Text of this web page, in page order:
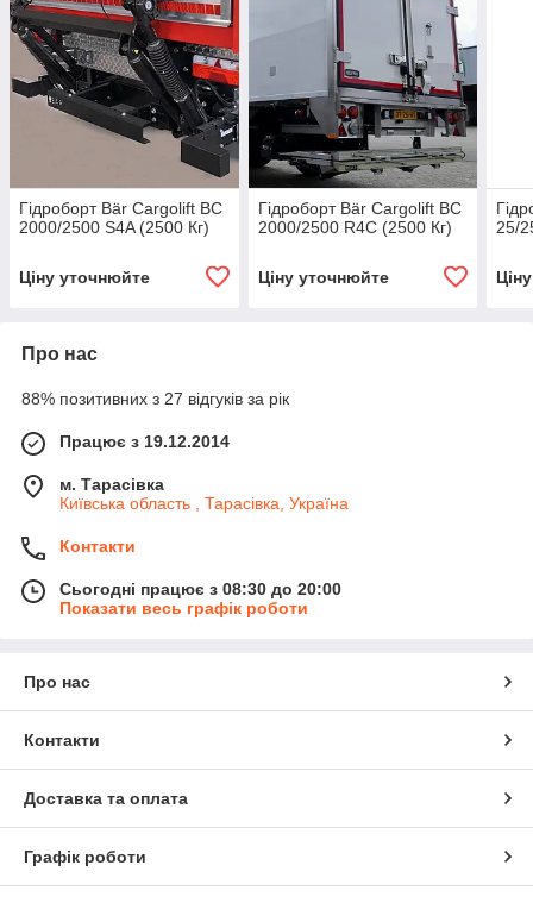
Гідроборт Bär Cargolift BC
2000/2500 S4A (2500 Кг)
Ціну уточнюйте
Гідроборт Bär Cargolift BC
2000/2500 R4C (2500 Кг)
Ціну уточнюйте
25/
Про нас
88% позитивних з 27 відгуків за рік
Працює з 19.12.2014
м. Тарасівка
Київська область , Тарасівка, Україна
Контакти
Сьогодні працює з 08:30 до 20:00
Показати весь графік роботи
Про нас
Контакти
Доставка та оплата
Графік роботи